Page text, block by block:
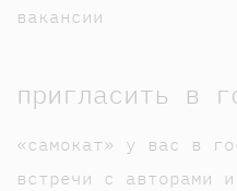
вакансии
пригласить в
«самокат» у вас в
встречи с авторами